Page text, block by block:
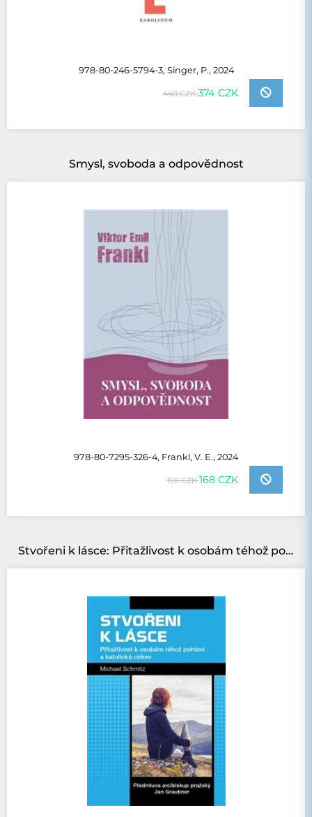
978-80-246-5794-3, Singer, P., 2024
440 CZK374 CZK
Smysl, svoboda a odpovědnost
978-80-7295-326-4, Frankl, V. E., 2024
198 CZK168 CZK
Stvořeni k lásce: Přitažlivost k osobám téhož pohlaví a katolická církev